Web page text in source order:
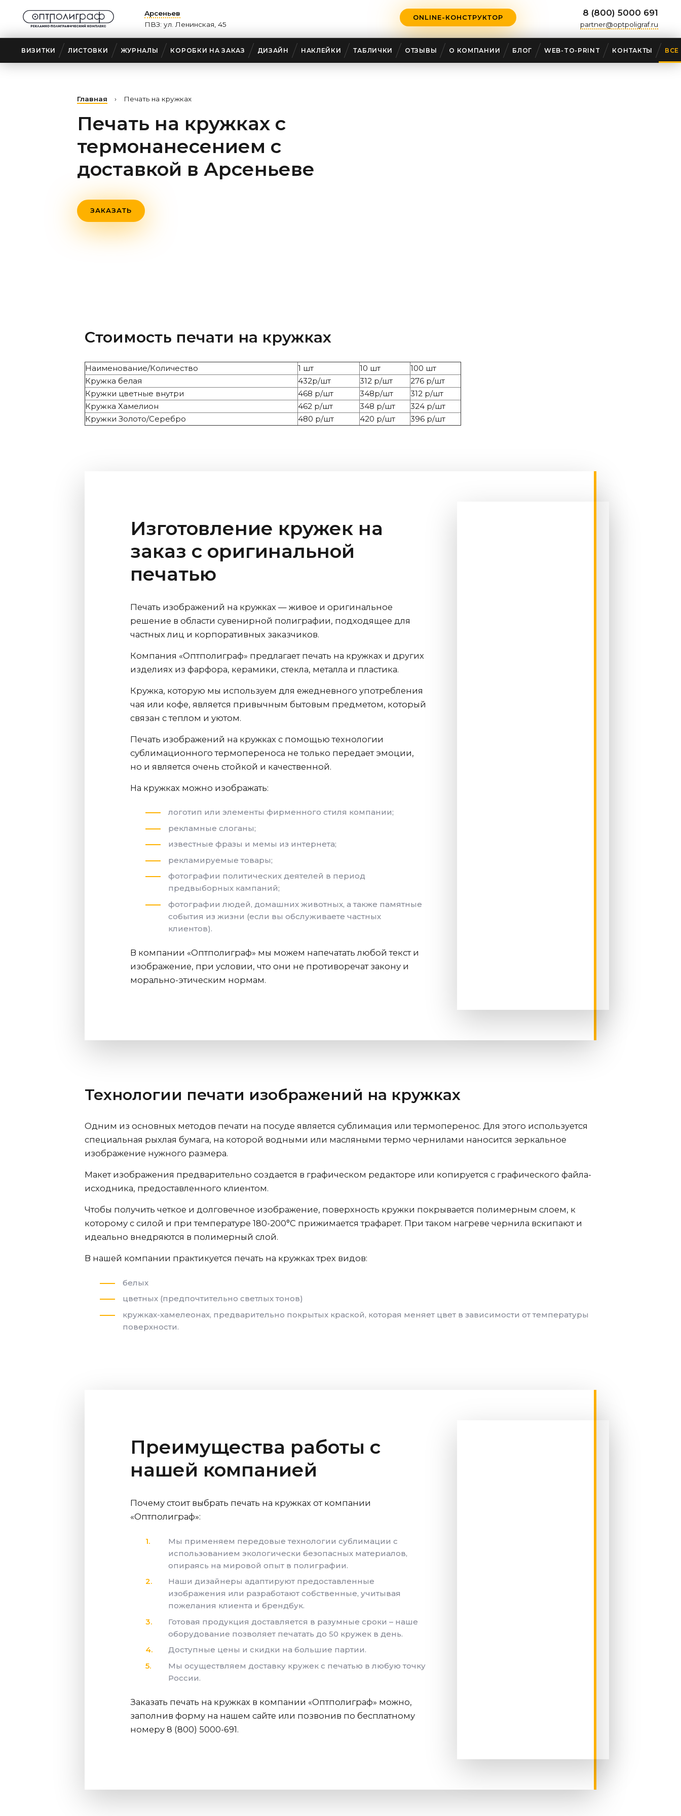
Арсеньев
ПВЗ: ул. Ленинская, 45
ONLINE-КОНСТРУКТОР 8 (800) 5000 691
partner@optpoligraf.ru
ВИЗИТКИ ЛИСТОВКИ ЖУРНАЛЫ КОРОБКИ НА ЗАКАЗ ДИЗАЙН НАКЛЕЙКИ ТАБЛИЧКИ ОТЗЫВЫ О КОМПАНИИ БЛОГ WEB-TO-PRINT КОНТАКТЫ ВСЕ
Главная › Печать на кружках
Печать на кружках с
термонанесением с
доставкой в Арсеньеве
ЗАКАЗАТЬ
Стоимость печати на кружках
Наименование/Количество 1 шт 10 шт
100 шт
Кружка белая
432р/шт 312 р/шт
276 р/шт
Кружки цветные внутри
468 р/шт 348р/шт
312 р/шт
Кружка Хамелион
462 р/шт 348 р/шт
324 р/шт
Кружки Золото/Серебро
480 р/шт 420 р/шт 396 р/шт
Изготовление кружек на
заказ с оригинальной
печатью
Печать изображений на кружках — живое и оригинальное
решение в области сувенирной полиграфии, подходящее для
частных лиц и корпоративных заказчиков.
Компания «Оптполиграф» предлагает печать на кружках и других
изделиях из фарфора, керамики, стекла, металла и пластика.
Кружка, которую мы используем для ежедневного употребления
чая или кофе, является привычным бытовым предметом, который
связан с теплом и уютом.
Печать изображений на кружках с помощью технологии
сублимационного термопереноса не только передает эмоции,
но и является очень стойкой и качественной.
На кружках можно изображать:
логотип или элементы фирменного стиля компании;
рекламные слоганы;
известные фразы и мемы из интернета;
рекламируемые товары;
фотографии политических деятелей в период
предвыборных кампаний;
фотографии людей, домашних животных, а также памятные
события из жизни (если вы обслуживаете частных
клиентов).
В компании «Оптполиграф» мы можем напечатать любой текст и
изображение, при условии, что они не противоречат закону и
морально-этическим нормам.
Технологии печати изображений на кружках
Одним из основных методов печати на посуде является сублимация или термоперенос. Для этого используется
специальная рыхлая бумага, на которой водными или масляными термо чернилами наносится зеркальное
изображение нужного размера.
Макет изображения предварительно создается в графическом редакторе или копируется с графического файла-
исходника, предоставленного клиентом.
Чтобы получить четкое и долговечное изображение, поверхность кружки покрывается полимерным слоем, к
которому с силой и при температуре 180-200°C прижимается трафарет. При таком нагреве чернила вскипают и
идеально внедряются в полимерный слой.
В нашей компании практикуется печать на кружках трех видов:
белых
цветных (предпочтительно светлых тонов)
кружках-хамелеонах, предварительно покрытых краской, которая меняет цвет в зависимости от температуры
поверхности.
Преимущества работы с
нашей компанией
Почему стоит выбрать печать на кружках от компании
«Оптполиграф»:
Мы применяем передовые технологии сублимации с
использованием экологически безопасных материалов,
опираясь на мировой опыт в полиграфии.
Наши дизайнеры адаптируют предоставленные
изображения или разработают собственные, учитывая
пожелания клиента и брендбук.
Готовая продукция доставляется в разумные сроки – наше
оборудование позволяет печатать до 50 кружек в день.
Доступные цены и скидки на большие партии.
Мы осуществляем доставку кружек с печатью в любую точку
России.
Заказать печать на кружках в компании «Оптполиграф» можно,
заполнив форму на нашем сайте или позвонив по бесплатному
номеру 8 (800) 5000-691.